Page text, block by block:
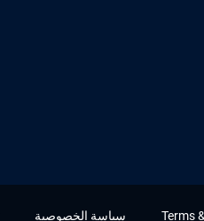
Terms سياسة الخصوصية